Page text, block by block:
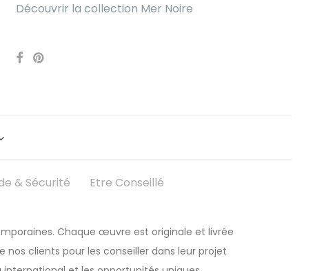
Découvrir la collection Mer Noire
& Sécurité Etre Conseillé
Chaque œuvre est originale et livrée
clients pour les conseiller dans leur projet